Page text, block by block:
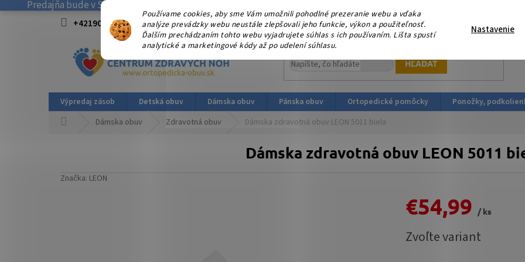
Používame cookies, aby sme Vám umožnili pohodlné prezeranie webu a vďaka
analýze prevádzky webu neustále zlepšovali jeho funkcie, výkon a použiteľnosť.
Ďalším prechádzaním tohto webu vyjadrujete súhlas s ich používaním. Lišta spustí
analytické a marketingové kódy až po udelení súhlasu.
Nastavenie
Predajňa bude v SOBOTU 08.08.2026 ZATVORENÁ! . Ďakujeme, že nás podporujete platbou v HOTOVOSTI ! V sobotu
+421908915827 od 15:00-17:00 hod. info@ortopedicka-obuv.sk
HĽADAŤ
Výpredaj zásob Detská obuv Dámska obuv Pánska obuv Ortopedické pomôcky Ponožky,
Dámska obuv Zdravotná obuv Dámska zdravotná obuv LEON 5011 biela
Dámska zdravotná obuv LEON 5011
Značka: LEON
€54,99
/ ks
cena:
Zvoľte variant